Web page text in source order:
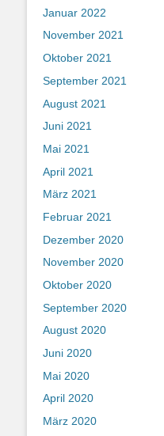
Januar 2022
November 2021
Oktober 2021
September 2021
August 2021
Juni 2021
Mai 2021
April 2021
März 2021
Februar 2021
Dezember 2020
November 2020
Oktober 2020
September 2020
August 2020
Juni 2020
Mai 2020
April 2020
März 2020